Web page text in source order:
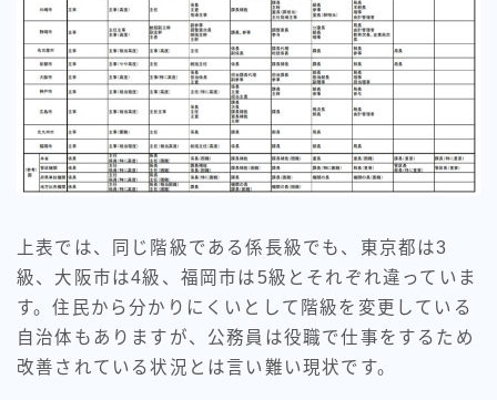
上表では、同じ階級である係長級でも、東京都は3
級、大阪市は4級、福岡市は5級とそれぞれ違っていま
す。住民から分かりにくいとして階級を変更している
自治体もありますが、公務員は役職で仕事をするため
改善されている状況とは言い難い現状です。